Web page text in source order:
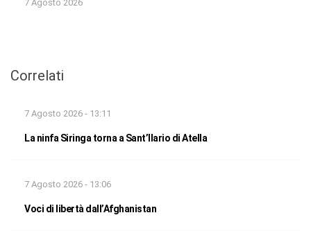
7 Agosto 2026
Correlati
7 Agosto 2026 - 13:11
La ninfa Siringa torna a Sant’Ilario di Atella
7 Agosto 2026 - 13:06
Voci di libertà dall’Afghanistan